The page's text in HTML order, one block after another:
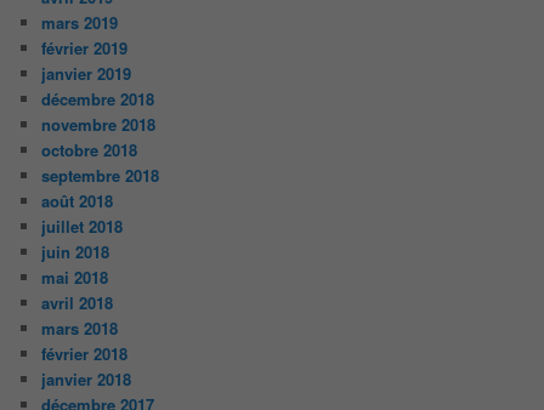
mars 2019
février 2019
janvier 2019
décembre 2018
novembre 2018
octobre 2018
septembre 2018
août 2018
juillet 2018
juin 2018
mai 2018
avril 2018
mars 2018
février 2018
janvier 2018
décembre 2017